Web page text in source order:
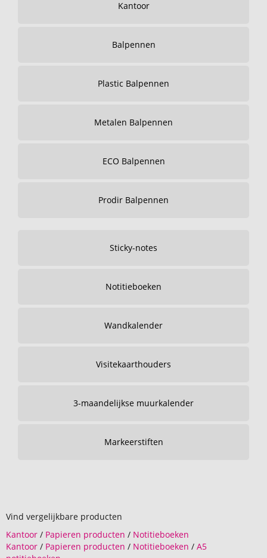
Kantoor
Balpennen
Plastic Balpennen
Metalen Balpennen
ECO Balpennen
Prodir Balpennen
Sticky-notes
Notitieboeken
Wandkalender
Visitekaarthouders
3-maandelijkse muurkalender
Markeerstiften
Vind vergelijkbare producten
Kantoor / Papieren producten / Notitieboeken
Kantoor / Papieren producten / Notitieboeken / A5